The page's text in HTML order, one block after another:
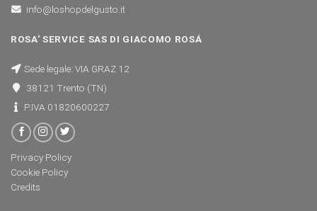
info@loshopdelgusto.it
ROSA' SERVICE SAS DI GIACOMO ROSÁ
Sede legale: VIA GRAZ 12
38121 Trento (TN)
P.IVA 01820600227
Privacy Policy
Cookie Policy
Credits